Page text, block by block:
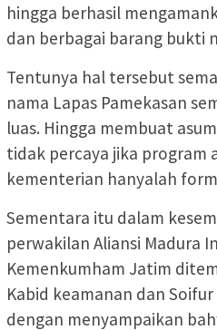
hingga berhasil
dan berbagai barang bukti
Tentunya hal tersebut
nama Lapas Pamekasan
luas. Hingga membuat
tidak percaya jika program
kementerian hanyalah
Sementara itu dalam
perwakilan Aliansi Madura
Kemenkumham Jatim
Kabid keamanan dan
dengan menyampaikan